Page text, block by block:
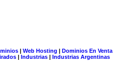
| Web Hosting | Dominios En Venta
| Industrias | Industrias Argentinas